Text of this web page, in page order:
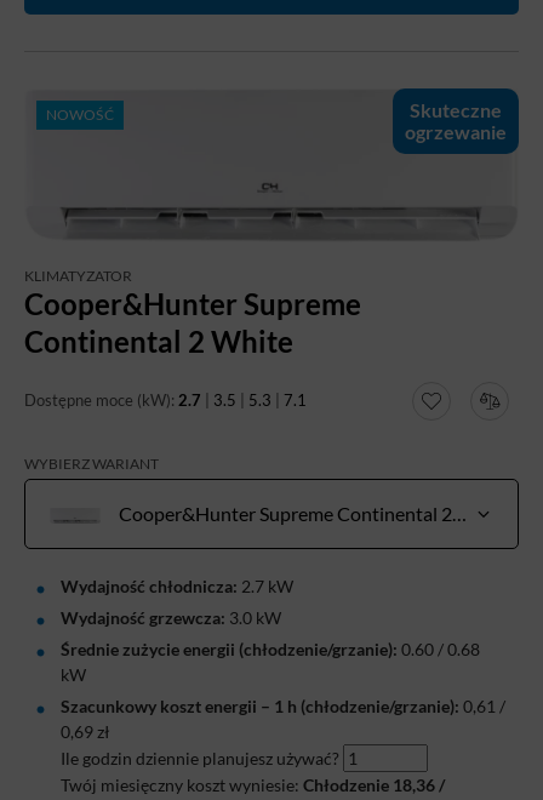
Skuteczne
ogrzewanie
NOWOŚĆ
KLIMATYZATOR
Cooper&Hunter Supreme
Continental 2 White
Dostępne moce (kW): 2.7 3.5 5.3 7.1
WYBIERZ WARIANT
Wydajność chłodnicza: 2.7 kW
Wydajność grzewcza: 3.0 kW
Średnie zużycie energii (chłodzenie/grzanie): 0.60 / 0.68
kW
Szacunkowy koszt energii – 1 h (chłodzenie/grzanie): 0,61 /
0,69 zł
Ile godzin dziennie planujesz używać?
Twój miesięczny koszt wyniesie: Chłodzenie 18,36 /